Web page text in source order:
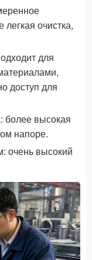
очистка,
для
доступ для
более высокая
напоре.
очень высокий